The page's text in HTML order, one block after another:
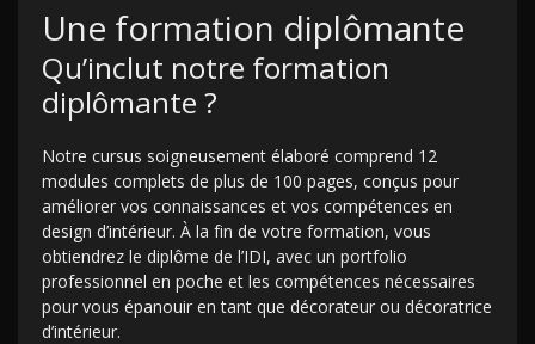
Une formation diplômante
Qu’inclut notre formation
diplômante ?
Notre cursus soigneusement élaboré comprend 12
modules complets de plus de 100 pages, conçus pour
améliorer vos connaissances et vos compétences en
design d’intérieur. À la fin de votre formation, vous
obtiendrez le diplôme de l’IDI, avec un portfolio
professionnel en poche et les compétences nécessaires
pour vous épanouir en tant que décorateur ou décoratrice
d’intérieur.